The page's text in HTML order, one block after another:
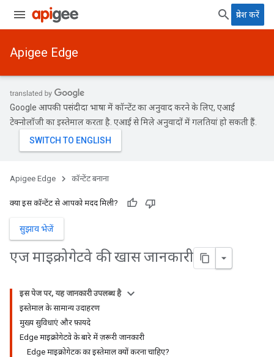
प्रवेश करें
Apigee Edge
Google आपकी पसंदीदा भाषा में कॉन्टेंट का अनुवाद करने के लिए, एआई
टेक्नोलॉजी का इस्तेमाल करता है. एआई से मिले अनुवादों में गलतियां हो सकती हैं.
Apigee Edge कॉन्टेंट बनाना
क्या इस कॉन्टेंट से आपको मदद मिली?
सुझाव भेजें
एज माइक्रोगेटवे की खास जानकारी
इस पेज पर, यह जानकारी उपलब्ध है
इस्तेमाल के सामान्य उदाहरण
मुख्य सुविधाएं और फ़ायदे
Edge माइक्रोगेटवे के बारे में ज़रूरी जानकारी
Edge माइक्रोगेटक का इस्तेमाल क्यों करना चाहिए?